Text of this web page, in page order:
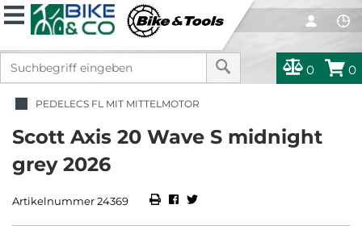
0 0
PEDELECS FL MIT MITTELMOTOR
Scott Axis 20 Wave S midnight
grey 2026
Artikelnummer 24369